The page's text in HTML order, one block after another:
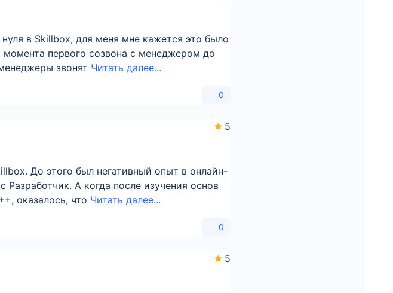
в Skillbox, для меня мне кажется это было
момента первого созвона с менеджером до
звонят Читать далее...
0
5
До этого был негативный опыт в онлайн-
А когда после изучения основ
оказалось, что Читать далее...
0
5